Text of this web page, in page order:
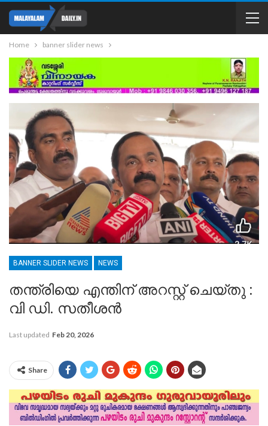
Home banner slider news
BANNER SLIDER NEWS NEWS
തന്ത്രിയെ എന്തിന് അറസ്റ്റ് ചെയ്തു :
വി ഡി. സതീശൻ
Last updated Feb 20, 2026
Share